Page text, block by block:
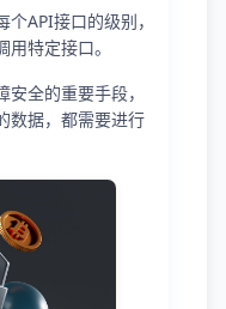
API接口的级别，
特定接口。
全的重要手段，
数据，都需要进行